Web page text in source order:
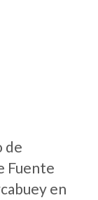
de
Fuente
en